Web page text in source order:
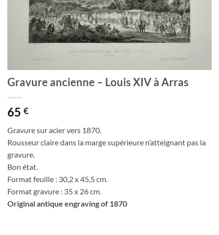
Gravure ancienne – Louis XIV à Arras
65 €
Gravure sur acier vers 1870.
Rousseur claire dans la marge supérieure n’atteignant pas la
gravure.
Bon état.
Format feuille : 30,2 x 45,5 cm.
Format gravure : 35 x 26 cm.
Original antique engraving of 1870